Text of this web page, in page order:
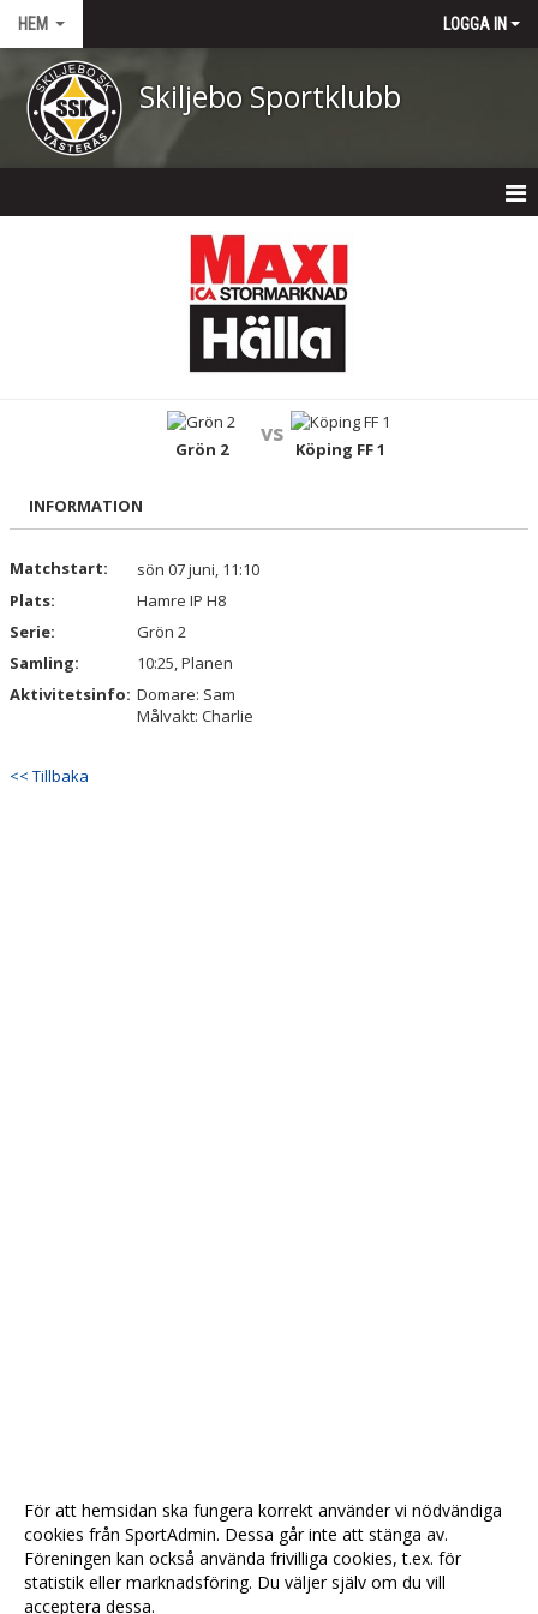
HEM LOGGA IN
Skiljebo Sportklubb
DOKUMENT
MATCHER
BÖRJA I SKILJEBO SK
BOKNING KLUBBHUSET
Grön 2
vs
Köping FF 1
INFORMATION
Matchstart:
sön 07 juni, 11:10
Plats:
Hamre IP H8
Serie:
Grön 2
Samling:
10:25, Planen
Aktivitetsinfo: Domare: Sam
Målvakt: Charlie
<< Tillbaka
För att hemsidan ska fungera korrekt använder vi nödvändiga
cookies från SportAdmin. Dessa går inte att stänga av.
Föreningen kan också använda frivilliga cookies, t.ex. för
statistik eller marknadsföring. Du väljer själv om du vill
acceptera dessa.